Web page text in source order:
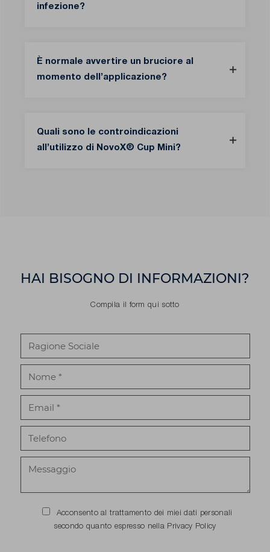
infezione?
È normale avvertire un bruciore al
momento dell’applicazione?
Quali sono le controindicazioni
all’utilizzo di NovoX® Cup Mini?
HAI BISOGNO DI INFORMAZIONI?
Compila il form qui sotto
Acconsento al trattamento dei miei dati personali
secondo quanto espresso nella Privacy Policy